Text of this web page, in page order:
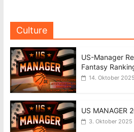
Culture
US-Manager
Fantasy
14. Oktober 2025
US MANAGER
3. Oktober 2025